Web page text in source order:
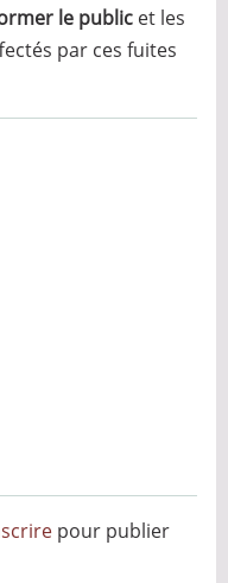
le public et les
par ces fuites
pour publier